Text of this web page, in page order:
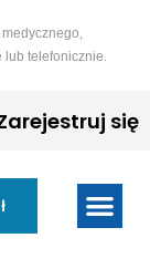
lub telefonicznie.
się